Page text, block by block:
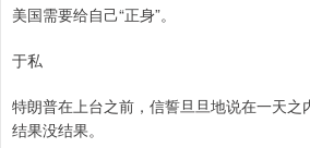
美国需要给自己“正身”。
于私
特朗普在上台之前，信誓旦旦地说在一天之
结果没结果。